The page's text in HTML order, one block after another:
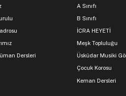
Dersleri
A Sınıfı
B Sınıfı
İCRA HEYETİ
Meşk Topluluğu
Üsküdar Musiki
Çocuk Korosu
Keman Dersleri